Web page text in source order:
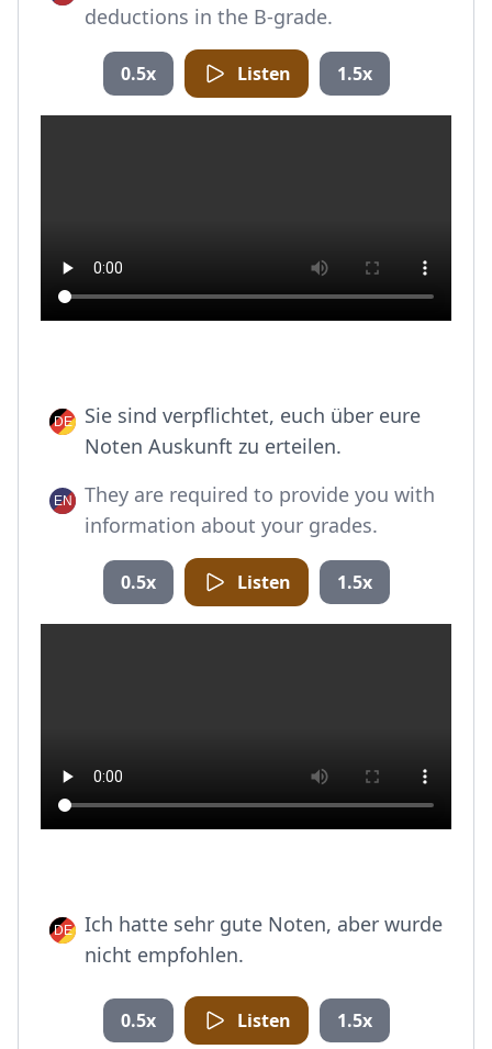
deductions in the B-grade.
0.5x Listen 1.5x
Sie sind verpflichtet, euch über eure
Noten Auskunft zu erteilen.
They are required to provide you with
information about your grades.
0.5x Listen 1.5x
Ich hatte sehr gute Noten, aber wurde
nicht empfohlen.
0.5x Listen 1.5x